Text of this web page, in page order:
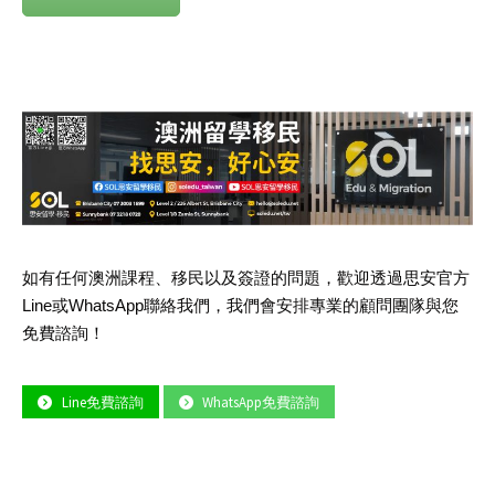
如有任何澳洲課程、移民以及簽證的問題，歡迎透過思安官方
Line或WhatsApp聯絡我們，我們會安排專業的顧問團隊與您
免費諮詢！
Line免費諮詢 WhatsApp免費諮詢